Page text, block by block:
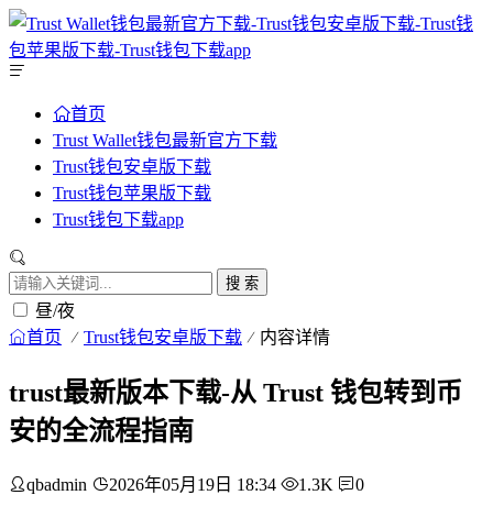
首页
Trust Wallet钱包最新官方下载
Trust钱包安卓版下载
Trust钱包苹果版下载
Trust钱包下载app
搜 索
昼/夜
首页 Trust钱包安卓版下载 内容详情
trust最新版本下载-从 Trust 钱包转到币
安的全流程指南
qbadmin 2026年05月19日 18:34 1.3K 0